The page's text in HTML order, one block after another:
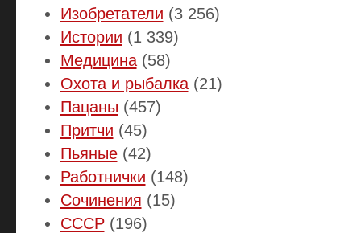
Изобретатели (3 256)
Истории (1 339)
Медицина(58)
Охота и рыбалка(21)
Пацаны (457)
Притчи (45)
Пьяные(42)
Работнички (148)
Сочинения (15)
СССР(196)